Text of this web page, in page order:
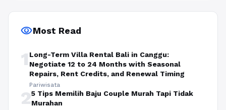
visibilityMost Read
1 Long-Term Villa Rental Bali in Canggu:
Negotiate 12 to 24 Months with Seasonal
Repairs, Rent Credits, and Renewal Timing
Pariwisata
25 Tips Memilih Baju Couple Murah Tapi Tidak
Murahan